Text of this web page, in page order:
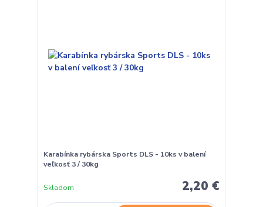
Karabínka rybárska Sports DLS - 10ks v balení
veľkosť 3 / 30kg
2,20 €
Skladom